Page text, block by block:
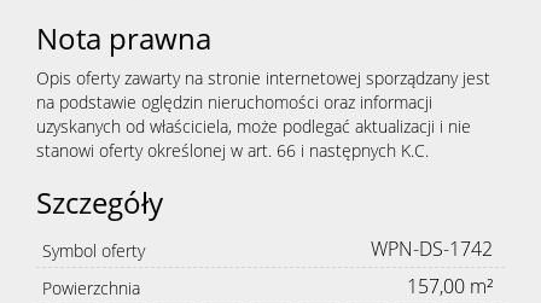
Nota prawna
Opis oferty zawarty na stronie internetowej sporządzany jest
na podstawie oględzin nieruchomości oraz informacji
uzyskanych od właściciela, może podlegać aktualizacji i nie
stanowi oferty określonej w art. 66 i następnych K.C.
Szczegóły
Symbol oferty WPN-DS-1742
Powierzchnia 157,00 m²